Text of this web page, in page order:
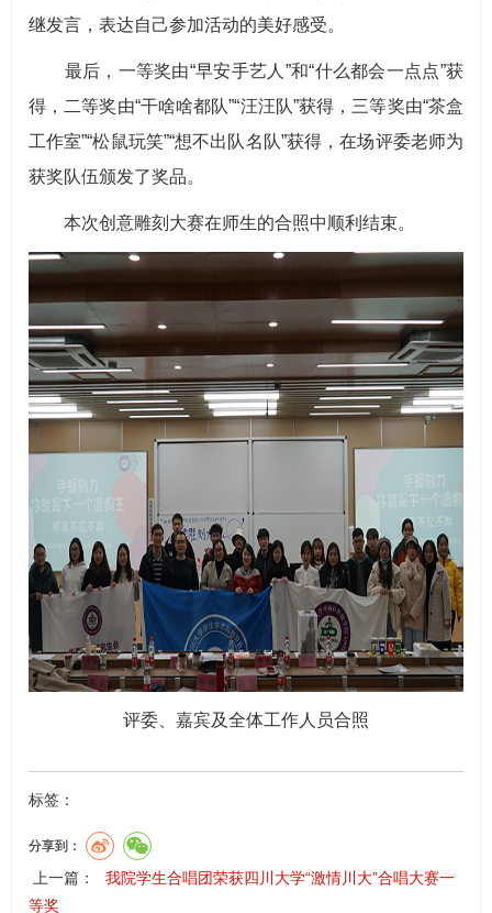
继发言，表达自己参加活动的美好感受。
最后，一等奖由“早安手艺人”和“什么都会一点点”获
得，二等奖由“干啥啥都队”“汪汪队”获得，三等奖由“茶盒
工作室”“松鼠玩笑”“想不出队名队”获得，在场评委老师为
获奖队伍颁发了奖品。
本次创意雕刻大赛在师生的合照中顺利结束。
评委、嘉宾及全体工作人员合照
标签：
分享到：
上一篇：
我院学生合唱团荣获四川大学“激情川大”合唱大赛一
等奖